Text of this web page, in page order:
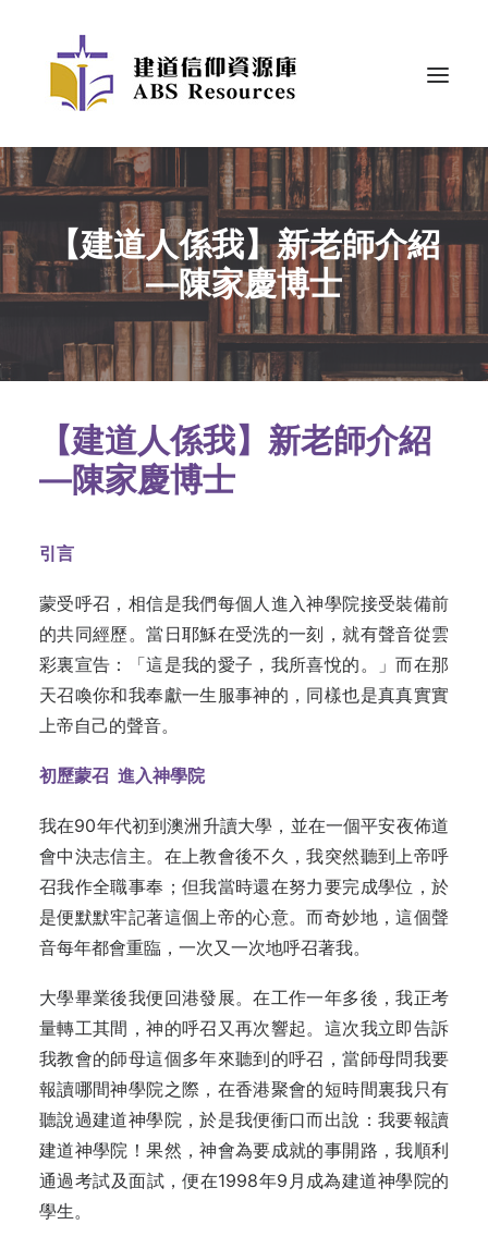
【建道人係我】新老師介紹
—陳家慶博士
【建道人係我】新老師介紹
—陳家慶博士
引言
蒙受呼召，相信是我們每個人進入神學院接受裝備前
的共同經歷。當日耶穌在受洗的一刻，就有聲音從雲
彩裏宣告：「這是我的愛子，我所喜悅的。」而在那
天召喚你和我奉獻一生服事神的，同樣也是真真實實
上帝自己的聲音。
初歷蒙召 進入神學院
我在90年代初到澳洲升讀大學，並在一個平安夜佈道
會中決志信主。在上教會後不久，我突然聽到上帝呼
召我作全職事奉；但我當時還在努力要完成學位，於
是便默默牢記著這個上帝的心意。而奇妙地，這個聲
音每年都會重臨，一次又一次地呼召著我。
大學畢業後我便回港發展。在工作一年多後，我正考
量轉工其間，神的呼召又再次響起。這次我立即告訴
我教會的師母這個多年來聽到的呼召，當師母問我要
報讀哪間神學院之際，在香港聚會的短時間裏我只有
聽說過建道神學院，於是我便衝口而出說：我要報讀
建道神學院！果然，神會為要成就的事開路，我順利
通過考試及面試，便在1998年9月成為建道神學院的
學生。